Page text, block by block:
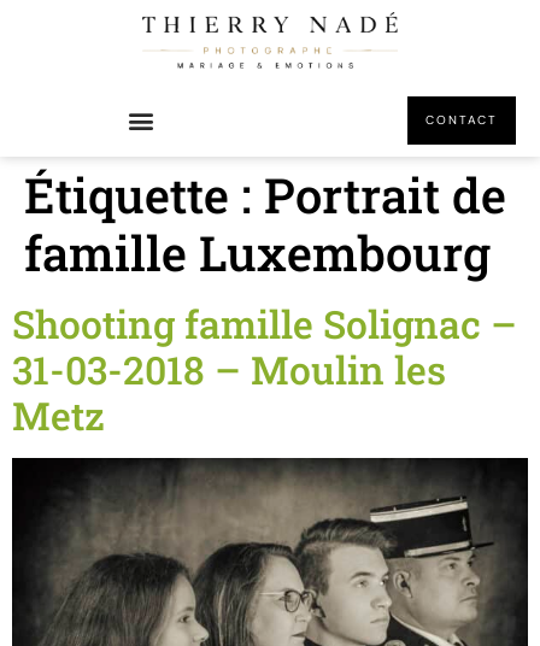
CONTACT
Étiquette : Portrait de
famille Luxembourg
Shooting famille Solignac –
31-03-2018 – Moulin les
Metz